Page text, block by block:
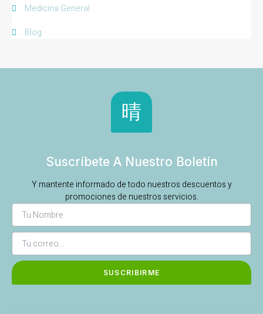
Medicina General
Blog
Suscríbete A Nuestro Boletín
Y mantente informado de todo nuestros descuentos y
promociones de nuestros servicios.
SUSCRIBIRME